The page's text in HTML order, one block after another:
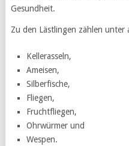
Gesundheit.
Zu den Lästlingen zählen unter
Kellerasseln,
Ameisen,
Silberfische,
Fliegen,
Fruchtfliegen,
Ohrwürmer und
Wespen.